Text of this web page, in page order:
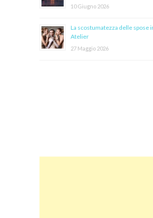
10 Giugno 2026
La scostumatezza delle spose
Atelier
27 Maggio 2026